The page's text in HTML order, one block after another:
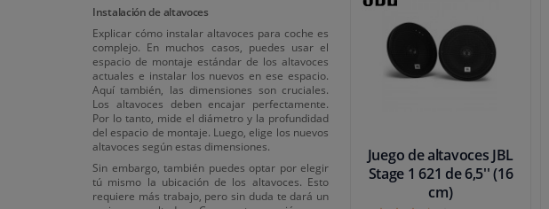
Instalación de altavoces
Explicar cómo instalar altavoces para coche es
complejo. En muchos casos, puedes usar el
espacio de montaje estándar de los altavoces
actuales e instalar los nuevos en ese espacio.
Aquí también, las dimensiones son cruciales.
Los altavoces deben encajar perfectamente.
Por lo tanto, mide el diámetro y la profundidad
del espacio de montaje. Luego, elige los nuevos
altavoces según estas dimensiones.
Sin embargo, también puedes optar por elegir
tú mismo la ubicación de los altavoces. Esto
requiere más trabajo, pero sin duda te dará un
Juego de altavoces JBL
Stage 1 621 de 6,5'' (16
cm)